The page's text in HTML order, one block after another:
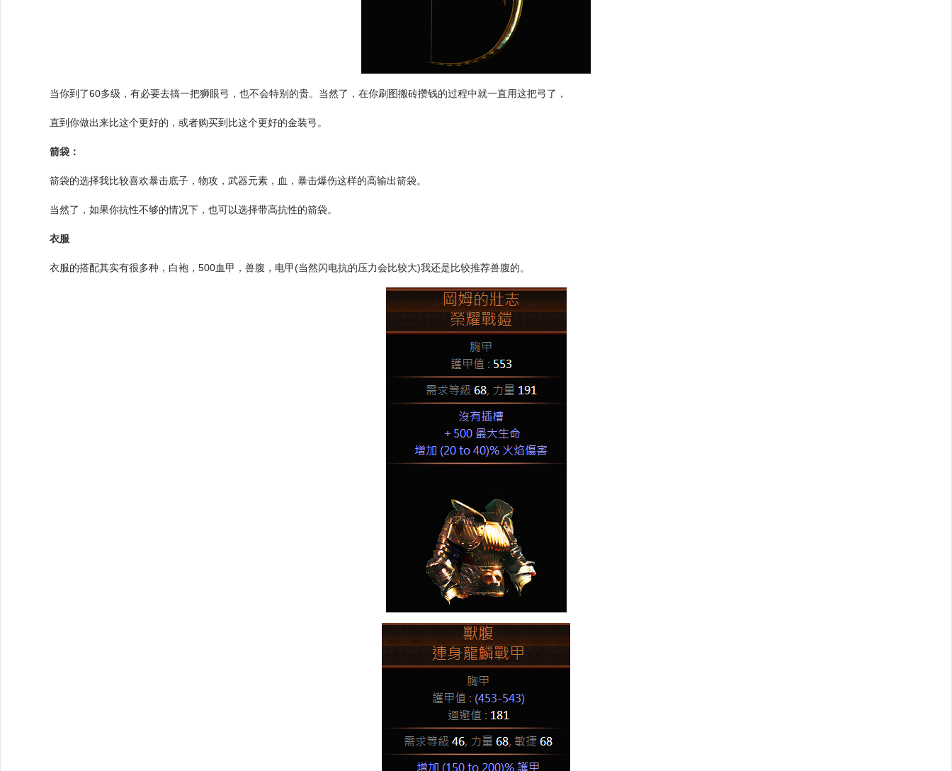
当你到了60多级，有必要去搞一把狮眼弓，也不会特别的贵。当然了，在你刷图搬砖攒钱的过程中就一直用这把弓了，
直到你做出来比这个更好的，或者购买到比这个更好的金装弓。
箭袋：
箭袋的选择我比较喜欢暴击底子，物攻，武器元素，血，暴击爆伤这样的高输出箭袋。
当然了，如果你抗性不够的情况下，也可以选择带高抗性的箭袋。
衣服
衣服的搭配其实有很多种，白袍，500血甲，兽腹，电甲(当然闪电抗的压力会比较大)我还是比较推荐兽腹的。